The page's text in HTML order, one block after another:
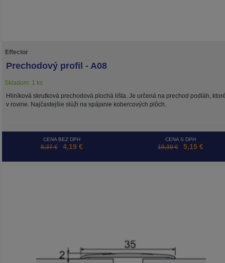
Effector
Prechodový profil - A08
Skladom: 1 ks
Hliníková skrutková prechodová plochá lišta. Je určená na prechod podláh,
v rovine. Najčastejšie slúži na spájanie kobercových plôch.
CENA BEZ DPH
8,37 € 4,19 €
CENA S DPH
10,30 € 5,15 €